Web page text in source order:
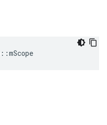
::mScope